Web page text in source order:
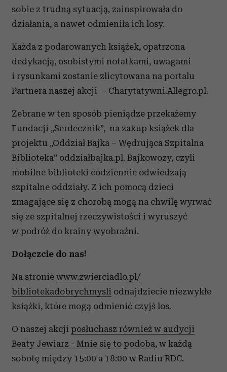
sobie z trudną sytuacją, zainspirowała do
działania, a nawet odmieniła ich losy.
Każda z podarowanych książek, opatrzona
dedykacją, osobistymi notatkami, uwagami
i rysunkami zostanie zlicytowana na portalu
Partnera naszej akcji – Charytatywni.Allegro.pl.
Zebrane w ten sposób pieniądze przekażemy
Fundacji „Serdecznik”, na zakup książek dla
projektu „Oddział Bajka – Wędrująca Szpitalna
Biblioteka” oddziałbajka.pl. Bajkowozy, czyli
mobilne biblioteki codziennie odwiedzają
szpitalne oddziały. Z ich pomocą dzieci
zmagające się z chorobą mogą na chwilę wyrwać
się ze szpitalnej rzeczywistości i wyruszyć
w podróż do krainy wyobraźni.
Dołączcie do nas!
Na stronie www.zwierciadlo.pl/
bibliotekadobrychmysli odnajdziecie niezwykłe
książki, które mogą odmienić czyjś los.
O naszej akcji posłuchasz również w audycji
Beaty Jewiarz - Mnie się to podoba, w każdą
sobotę między 15:00 a 18:00 w Radiu RDC.